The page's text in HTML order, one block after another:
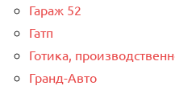
Гараж 52
Гатп
Готика,
Гранд-Авто